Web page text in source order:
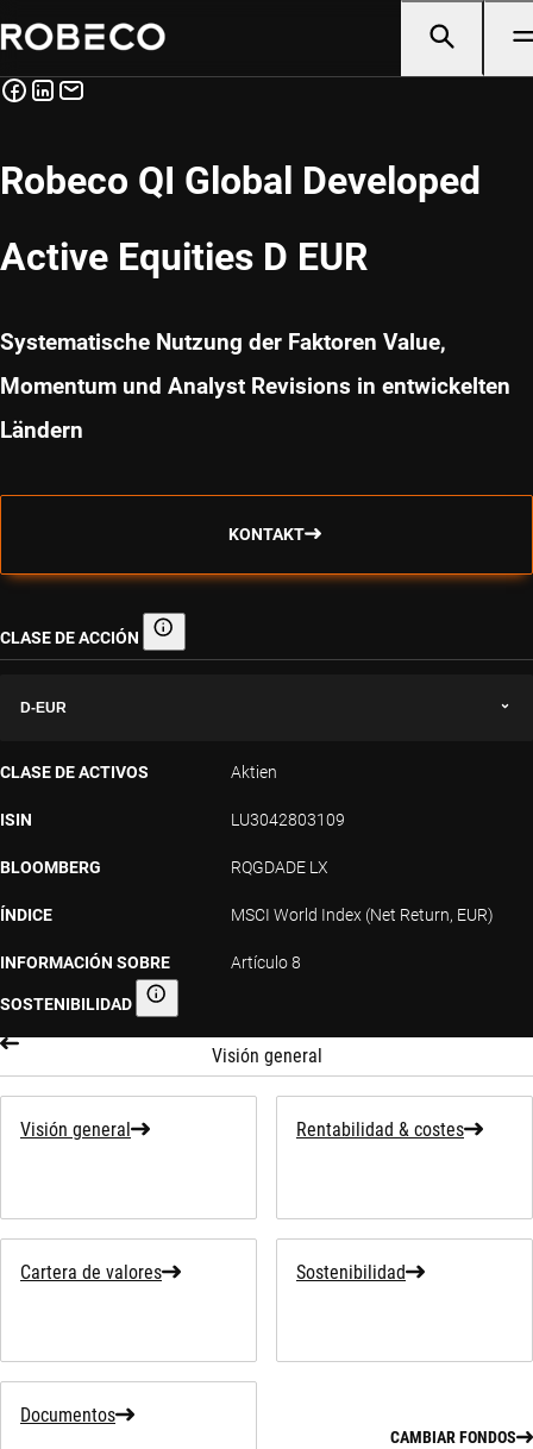
Robeco QI Global Developed
Active Equities D EUR
Systematische Nutzung der Faktoren Value,
Momentum und Analyst Revisions in entwickelten
Ländern
KONTAKT
CLASE DE ACCIÓN Clase de acción
D-EUR
CLASE DE ACTIVOS Aktien
ISIN LU3042803109
BLOOMBERG RQGDADE LX
ÍNDICE MSCI World Index (Net Return, EUR)
INFORMACIÓN SOBRE
SOSTENIBILIDAD Información sobre sostenibilidad
Artículo 8
Visión general
Visión general Rentabilidad & costes
Cartera de valores Sostenibilidad
Documentos
CAMBIAR FONDOS